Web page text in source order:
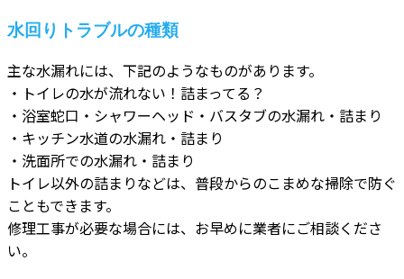
水回りトラブルの種類
主な水漏れには、下記のようなものがあります。
・トイレの水が流れない！詰まってる？
・浴室蛇口・シャワーヘッド・バスタブの水漏れ・詰まり
・キッチン水道の水漏れ・詰まり
・洗面所での水漏れ・詰まり
トイレ以外の詰まりなどは、普段からのこまめな掃除で防ぐ
こともできます。
修理工事が必要な場合には、お早めに業者にご相談くださ
い。